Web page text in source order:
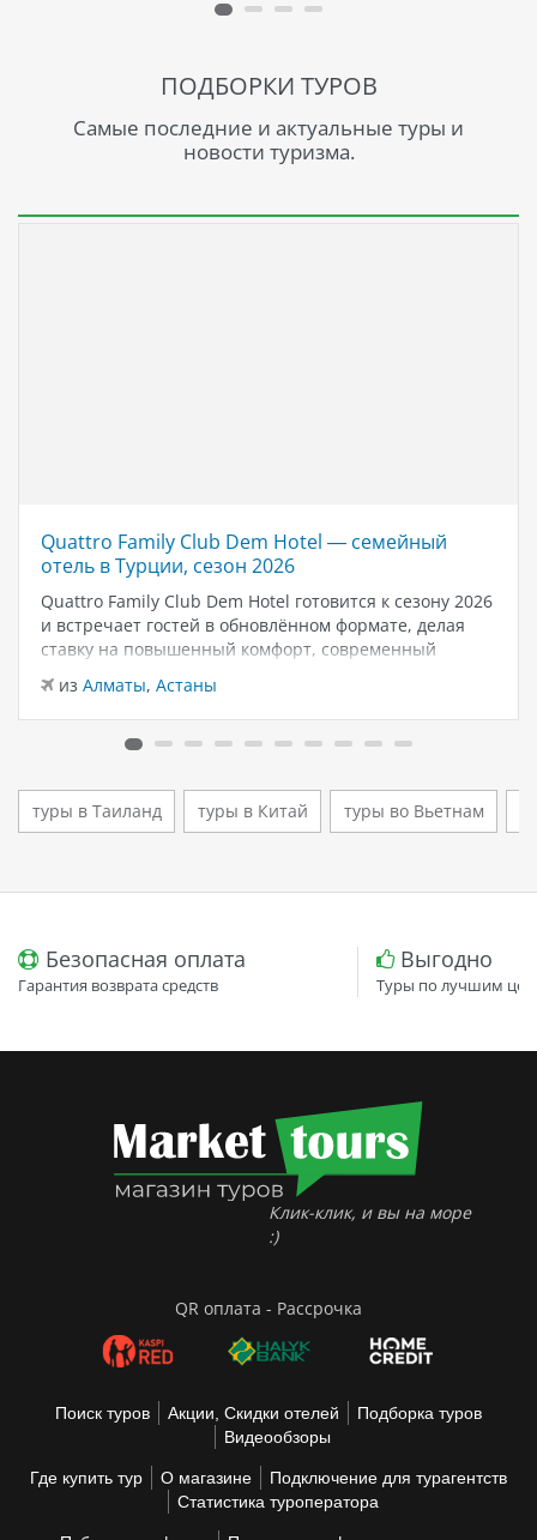
ПОДБОРКИ ТУРОВ
Самые последние и актуальные туры и
новости туризма.
Quattro Family Club Dem Hotel — семейный
отель в Турции, сезон 2026
Quattro Family Club Dem Hotel готовится к сезону 2026
и встречает гостей в обновлённом формате, делая
ставку на повышенный комфорт, современный
дизайн и атмосферу спокойного семейного отдыха у
моря. Отель остаётся популярным выбором для тех,
кто ищет семейный отель в…
из Алматы, Астаны
туры в Таиланд туры в Китай туры во Вьетнам
Безопасная оплата
Гарантия возврата средств
Выгодно
Туры по лучшим
Клик-клик, и вы на море
:)
QR оплата - Рассрочка
Поиск туров Акции, Скидки отелей
Подборка туров
Видеообзоры
Где купить тур О магазине
Подключение для турагентств
Статистика туроператора